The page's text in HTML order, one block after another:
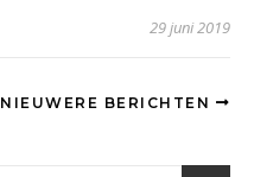
29 juni 2019
NIEUWERE BERICHTEN